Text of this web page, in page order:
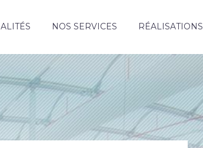
NOS SERVICES RÉALISATIONS